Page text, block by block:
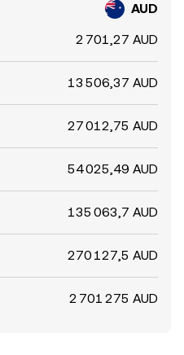
AUD
2 701,27 AUD
13 506,37 AUD
27 012,75 AUD
54 025,49 AUD
135 063,7 AUD
270 127,5 AUD
2 701 275 AUD